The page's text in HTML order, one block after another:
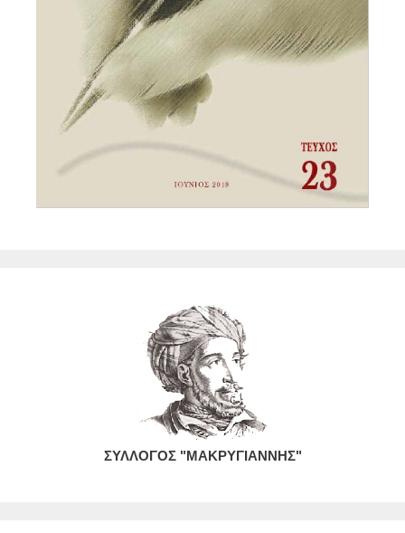
ΣΥΛΛΟΓΟΣ "ΜΑΚΡΥΓΙΑΝΝΗΣ"